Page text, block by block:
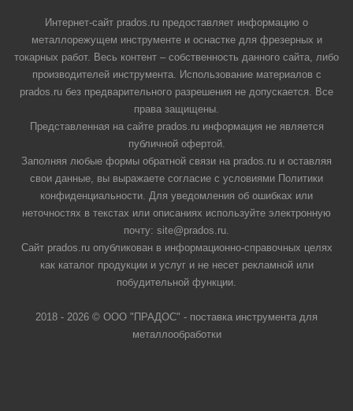
Интернет-сайт prados.ru предоставляет информацию о
металлорежущем инструменте и оснастке для фрезерных и
токарных работ. Весь контент – собственность данного сайта, либо
производителей инструмента. Использование материалов с
prados.ru без предварительного разрешения не допускается. Все
права защищены.
Представленная на сайте prados.ru информация не является
публичной офертой.
Заполняя любые формы обратной связи на prados.ru и оставляя
свои данные, вы выражаете согласие с условиями Политики
конфиденциальности. Для уведомления об ошибках или
неточностях в текстах или описаниях используйте электронную
почту: site@prados.ru.
Сайт prados.ru опубликован в информационно-справочных целях
как каталог продукции и услуг и не несет рекламной или
побудительной функции.
2018 - 2026 © ООО "ПРАДОС" - поставка инструмента для
металлообработки